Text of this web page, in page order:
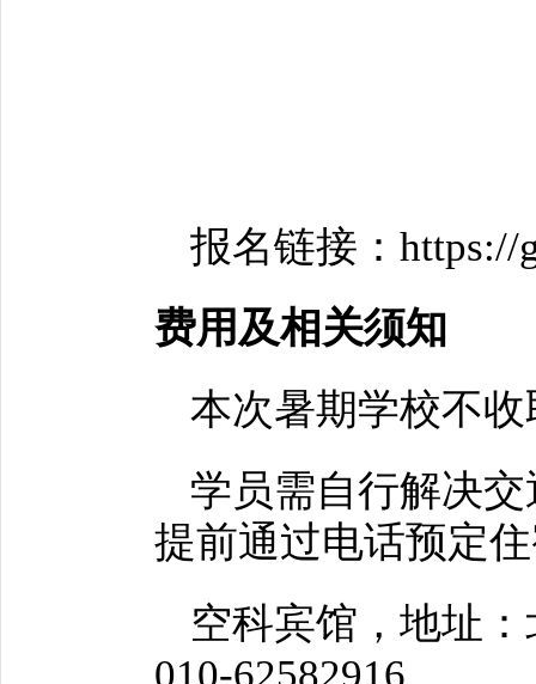
报名链接：https://
费用及相关须知
本次暑期学校不
学员需自行解决
提前通过电话预定
空科宾馆，地址